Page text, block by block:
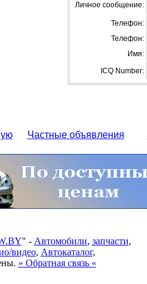
Личное сообщение:
Телефон:
Телефон:
Имя:
ICQ Number:
Частные объявления
" - Автомобили, запчасти,
видео, Автокаталог,
» Обратная связь «